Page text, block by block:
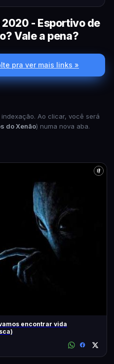
2020 - Esportivo de
Vale a pena?
pra ver mais links »
Ao clicar, você será
do Xenão) numa nova aba.
encontrar vida